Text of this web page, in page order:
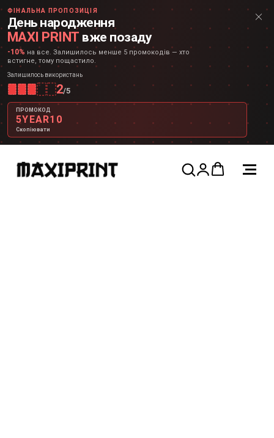
ФІНАЛЬНА ПРОПОЗИЦІЯ
День народження
MAXI PRINT вже позаду
-10% на все. Залишилось менше 5 промокодів — хто
встигне, тому пощастило.
Залишилось використань
2/5
ПРОМОКОД
5YEAR10
Скопіювати